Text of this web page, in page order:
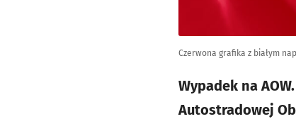
Czerwona grafika z białym
Wypadek na
Autostradowej